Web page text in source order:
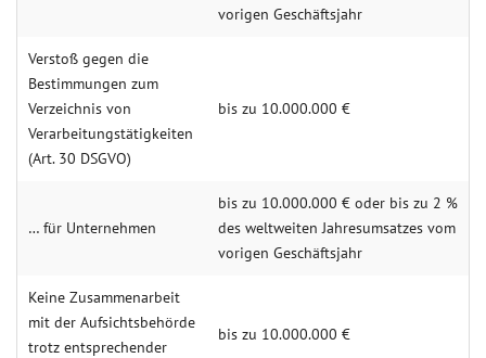
vorigen Geschäftsjahr
Verstoß gegen die
Bestimmungen zum
Verzeichnis von
Verarbeitungstätigkeiten
(Art. 30 DSGVO)
bis zu 10.000.000 €
… für Unternehmen
bis zu 10.000.000 € oder bis zu 2 %
des weltweiten Jahresumsatzes vom
vorigen Geschäftsjahr
Keine Zusammenarbeit
mit der Aufsichtsbehörde
trotz entsprechender
bis zu 10.000.000 €